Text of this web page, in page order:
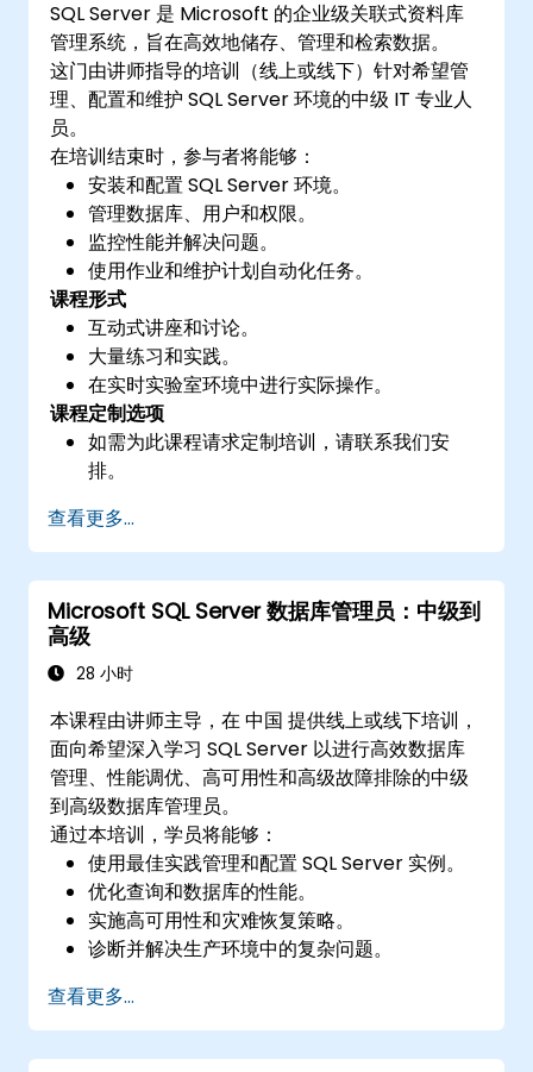
SQL Server 是 Microsoft 的企业级关联式资料库
管理系统，旨在高效地储存、管理和检索数据。
这门由讲师指导的培训（线上或线下）针对希望管
理、配置和维护 SQL Server 环境的中级 IT 专业人
员。
在培训结束时，参与者将能够：
安装和配置 SQL Server 环境。
管理数据库、用户和权限。
监控性能并解决问题。
使用作业和维护计划自动化任务。
课程形式
互动式讲座和讨论。
大量练习和实践。
在实时实验室环境中进行实际操作。
课程定制选项
如需为此课程请求定制培训，请联系我们安
排。
查看更多...
Microsoft SQL Server 数据库管理员：中级到
高级
28 小时
本课程由讲师主导，在 中国 提供线上或线下培训，
面向希望深入学习 SQL Server 以进行高效数据库
管理、性能调优、高可用性和高级故障排除的中级
到高级数据库管理员。
通过本培训，学员将能够：
使用最佳实践管理和配置 SQL Server 实例。
优化查询和数据库的性能。
实施高可用性和灾难恢复策略。
诊断并解决生产环境中的复杂问题。
查看更多...